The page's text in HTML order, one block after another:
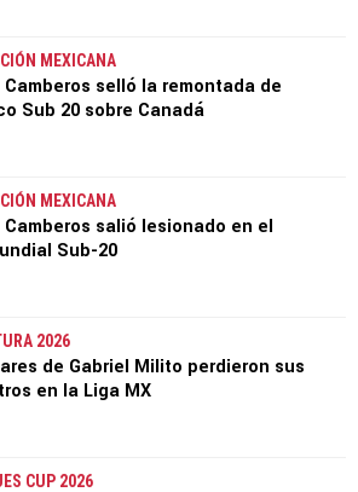
MEXICANA
Camberos selló la remontada de
Sub 20 sobre Canadá
MEXICANA
Camberos salió lesionado en el
Sub-20
2026
de Gabriel Milito perdieron sus
en la Liga MX
CUP 2026